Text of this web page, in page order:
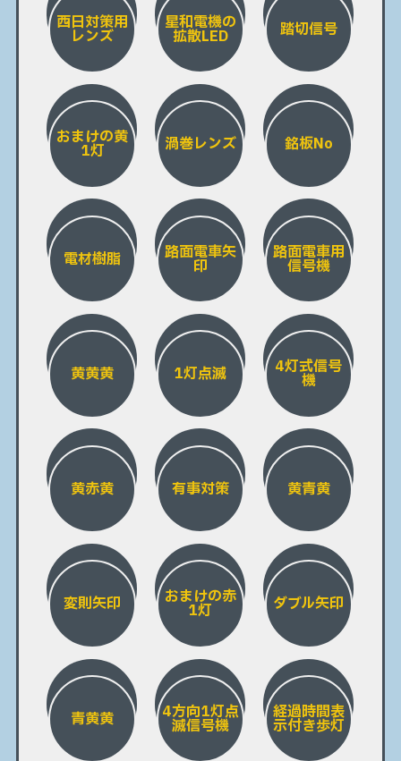
西日対策用
レンズ
星和電機の
拡散LED 踏切信号
おまけの黄
1灯 渦巻レンズ 銘板No
電材樹脂 路面電車矢
印
路面電車用
信号機
黄黄黄 1灯点滅 4灯式信号
機
黄赤黄 有事対策 黄青黄
変則矢印 おまけの赤
1灯 ダブル矢印
青黄黄 4方向1灯点
滅信号機
経過時間表
示付き歩灯